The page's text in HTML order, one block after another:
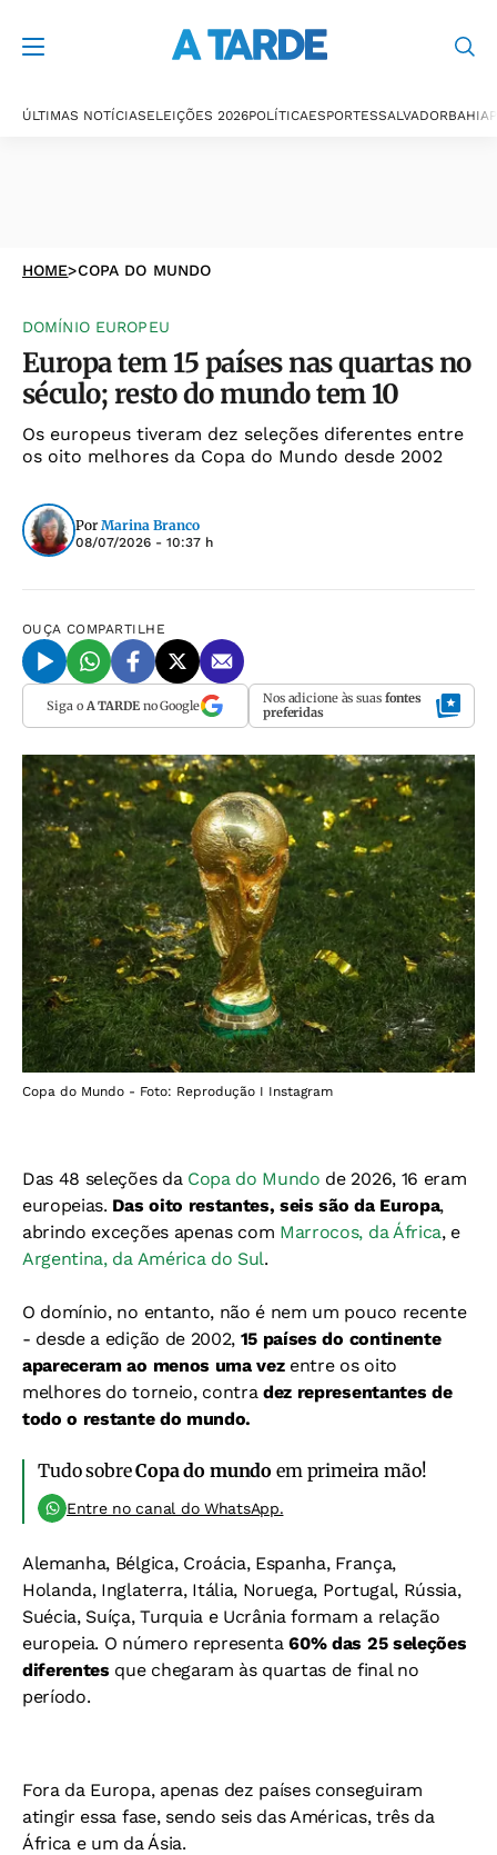
ÚLTIMAS NOTÍCIASELEIÇÕES 2026POLÍTICAESPORTESSALVADORBAHIA
HOME>COPA DO MUNDO
DOMÍNIO EUROPEU
Europa tem 15 países nas quartas no
século; resto do mundo tem 10
Os europeus tiveram dez seleções diferentes entre
os oito melhores da Copa do Mundo desde 2002
Por Marina Branco
08/07/2026 - 10:37 h
OUÇA COMPARTILHE
Siga o A TARDEno Google Nos adicione às suas fontes
preferidas
Copa do Mundo - Foto: Reprodução I Instagram
Das 48 seleções da Copa do Mundo de 2026, 16 eram
europeias. Das oito restantes, seis são da Europa,
abrindo exceções apenas com Marrocos, da África, e
Argentina, da América do Sul.
O domínio, no entanto, não é nem um pouco recente
- desde a edição de 2002, 15 países do continente
apareceram ao menos uma vez entre os oito
melhores do torneio, contradez representantes de
todo o restante do mundo.
Tudo sobreCopa do mundo em primeira mão!
Entre no canal do WhatsApp.
Alemanha, Bélgica, Croácia, Espanha, França,
Holanda, Inglaterra, Itália, Noruega, Portugal, Rússia,
Suécia, Suíça, Turquia e Ucrânia formam a relação
europeia. O número representa60% das 25 seleções
diferentes que chegaram às quartas de final no
período.
Fora da Europa, apenas dez países conseguiram
atingir essa fase, sendo seis das Américas, três da
África e um da Ásia.